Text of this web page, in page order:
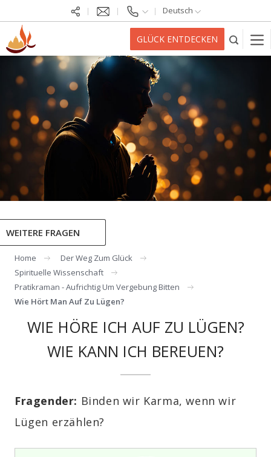
Deutsch
GLÜCK ENTDECKEN
WEITERE FRAGEN
Home
Der Weg Zum Glück
Spirituelle Wissenschaft
Pratikraman - Aufrichtig Um Vergebung Bitten
Wie Hört Man Auf Zu Lügen?
WIE HÖRE ICH AUF ZU LÜGEN?
WIE KANN ICH BEREUEN?
Fragender: Binden wir Karma, wenn wir
Lügen erzählen?